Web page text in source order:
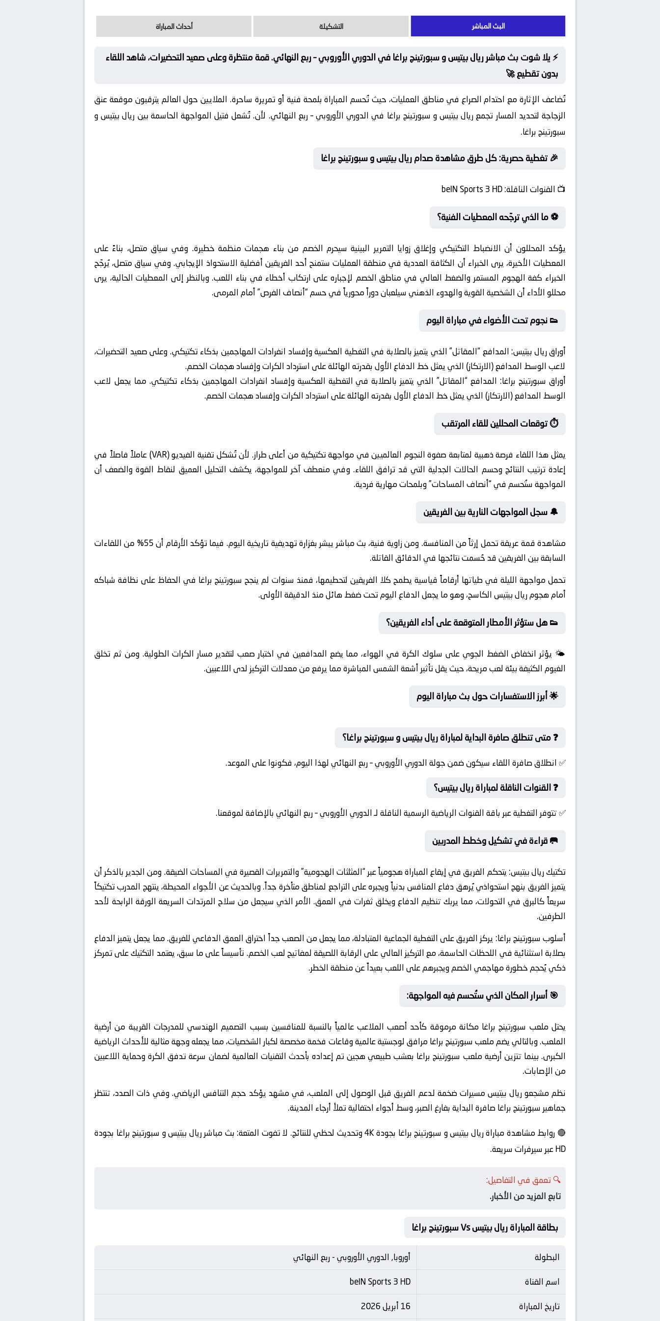
البث المباشر التشكيلة أحداث المباراة
⚡ يلا شوت بث مباشر ريال بيتيس و سبورتينج براغا في الدوري الأوروبي – ربع النهائي. قمة منتظرة وعلى صعيد التحضيرات، شاهد اللقاء
بدون تقطيع 🚀
تُضاعف الإثارة مع احتدام الصراع في مناطق العمليات، حيث تُحسم المباراة بلمحة فنية أو تمريرة ساحرة. الملايين حول العالم يترقبون موقعة عنق
الزجاجة لتحديد المسار تجمع ريال بيتيس و سبورتينج براغا في الدوري الأوروبي – ربع النهائي. لأن. تُشعل فتيل المواجهة الحاسمة بين ريال بيتيس و
سبورتينج براغا.
🎉 تغطية حصرية: كل طرق مشاهدة صدام ريال بيتيس و سبورتينج براغا
📺 القنوات الناقلة:
⚽ ما الذي ترجّحه المعطيات الفنية؟
يؤكد المحللون أن الانضباط التكتيكي وإغلاق زوايا التمرير البينية سيحرم الخصم من بناء هجمات منظمة خطيرة. وفي سياق متصل، بناءً على
المعطيات الأخيرة، يرى الخبراء أن الكثافة العددية في منطقة العمليات ستمنح أحد الفريقين أفضلية الاستحواذ الإيجابي. وفي سياق متصل، يُرجّح
الخبراء كفة الهجوم المستمر والضغط العالي في مناطق الخصم لإجباره على ارتكاب أخطاء في بناء اللعب. وبالنظر إلى المعطيات الحالية، يرى
محللو الأداء أن الشخصية القوية والهدوء الذهني سيلعبان دوراً محورياً في حسم “أنصاف الفرص” أمام المرمى.
👟 نجوم تحت الأضواء في مباراة اليوم
أوراق ريال بيتيس: المدافع “المقاتل” الذي يتميز بالصلابة في التغطية العكسية وإفساد انفرادات المهاجمين بذكاء تكتيكي. وعلى صعيد التحضيرات،
لاعب الوسط المدافع (الارتكاز) الذي يمثل خط الدفاع الأول بقدرته الهائلة على استرداد الكرات وإفساد هجمات الخصم.
أوراق سبورتينج براغا: المدافع “المقاتل” الذي يتميز بالصلابة في التغطية العكسية وإفساد انفرادات المهاجمين بذكاء تكتيكي. مما يجعل لاعب
الوسط المدافع (الارتكاز) الذي يمثل خط الدفاع الأول بقدرته الهائلة على استرداد الكرات وإفساد هجمات الخصم.
⏱️ توقعات المحللين للقاء المرتقب
يمثل هذا اللقاء فرصة ذهبية لمتابعة صفوة النجوم العالميين في مواجهة تكتيكية من أعلى طراز. لأن تُشكل تقنية الفيديو (VAR) عاملاً فاصلاً في
إعادة ترتيب النتائج وحسم الحالات الجدلية التي قد ترافق اللقاء. وفي منعطف آخر للمواجهة، يكشف التحليل العميق لنقاط القوة والضعف أن
المواجهة ستُحسم في “أنصاف المساحات” وبلمحات مهارية فردية.
🔔 سجل المواجهات النارية بين الفريقين
مشاهدة قمة عريقة تحمل إرثاً من المنافسة. ومن زاوية فنية، بث مباشر يبشر بغزارة تهديفية تاريخية اليوم. فيما تؤكد الأرقام أن 55% من اللقاءات
السابقة بين الفريقين قد حُسمت نتائجها في الدقائق القاتلة.
تحمل مواجهة الليلة في طياتها أرقاماً قياسية يطمح كلا الفريقين لتحطيمها، فمنذ سنوات لم ينجح سبورتينج براغا في الحفاظ على نظافة شباكه
أمام هجوم ريال بيتيس الكاسح، وهو ما يجعل الدفاع اليوم تحت ضغط هائل منذ الدقيقة الأولى.
👟 هل ستؤثر الأمطار المتوقعة على أداء الفريقين؟
🌤️ يؤثر انخفاض الضغط الجوي على سلوك الكرة في الهواء، مما يضع المدافعين في اختبار صعب لتقدير مسار الكرات الطولية. ومن ثم تخلق
الغيوم الكثيفة بيئة لعب مريحة، حيث يقل تأثير أشعة الشمس المباشرة مما يرفع من معدلات التركيز لدى اللاعبين.
🌟 أبرز الاستفسارات حول بث مباراة اليوم
❓ متى تنطلق صافرة البداية لمباراة ريال بيتيس و سبورتينج براغا؟
✅ انطلاق صافرة اللقاء سيكون ضمن جولة الدوري الأوروبي – ربع النهائي لهذا اليوم، فكونوا على الموعد.
❓ القنوات الناقلة لمباراة ريال بيتيس؟
✅ تتوفر التغطية عبر باقة القنوات الرياضية الرسمية الناقلة لـ الدوري الأوروبي – ربع النهائي بالإضافة لموقعنا.
🥅 قراءة في تشكيل وخطط المدربين
تكتيك ريال بيتيس: يتحكم الفريق في إيقاع المباراة هجومياً عبر “المثلثات الهجومية” والتمريرات القصيرة في المساحات الضيقة. ومن الجدير بالذكر أن
يتميز الفريق بنهج استحواذي يُرهق دفاع المنافس بدنياً ويجبره على التراجع لمناطق متأخرة جداً. وبالحديث عن الأجواء المحيطة، ينتهج المدرب تكتيكاً
سريعاً كالبرق في التحولات، مما يربك تنظيم الدفاع ويخلق ثغرات في العمق. الأمر الذي سيجعل من سلاح المرتدات السريعة الورقة الرابحة لأحد
الطرفين.
أسلوب سبورتينج براغا: يركز الفريق على التغطية الجماعية المتبادلة، مما يجعل من الصعب جداً اختراق العمق الدفاعي للفريق. مما يجعل يتميز الدفاع
بصلابة استثنائية في اللحظات الحاسمة، مع التركيز العالي على الرقابة اللصيقة لمفاتيح لعب الخصم. تأسيساً على ما سبق، يعتمد التكتيك على تمركز
ذكي يُحجم خطورة مهاجمي الخصم ويجبرهم على اللعب بعيداً عن منطقة الخطر.
🎯 أسرار المكان الذي ستُحسم فيه المواجهة:
يحتل ملعب سبورتينج براغا مكانة مرموقة كأحد أصعب الملاعب عالمياً بالنسبة للمنافسين بسبب التصميم الهندسي للمدرجات القريبة من أرضية
الملعب. وبالتالي يضم ملعب سبورتينج براغا مرافق لوجستية عالمية وقاعات فخمة مخصصة لكبار الشخصيات، مما يجعله وجهة مثالية للأحداث الرياضية
الكبرى. بينما تتزين أرضية ملعب سبورتينج براغا بعشب طبيعي هجين تم إعداده بأحدث التقنيات العالمية لضمان سرعة تدفق الكرة وحماية اللاعبين
من الإصابات.
نظم مشجعو ريال بيتيس مسيرات ضخمة لدعم الفريق قبل الوصول إلى الملعب، في مشهد يؤكد حجم التنافس الرياضي. وفي ذات الصدد، تنتظر
جماهير سبورتينج براغا صافرة البداية بفارغ الصبر، وسط أجواء احتفالية تملأ أرجاء المدينة.
🔴 روابط مشاهدة مباراة ريال بيتيس و سبورتينج براغا بجودة 4K وتحديث لحظي للنتائج. لا تفوت المتعة: بث مباشر ريال بيتيس و سبورتينج براغا بجودة
HD عبر سيرفرات سريعة.
🔍 تعمق في التفاصيل:
تابع المزيد من الأخبار.
بطاقة المباراة ريال بيتيس Vs سبورتينج براغا
البطولة
أوروبا, الدوري الأوروبي - ربع النهائي
اسم القناة
beIN Sports 3 HD
تاريخ المباراة
16 أبريل 2026